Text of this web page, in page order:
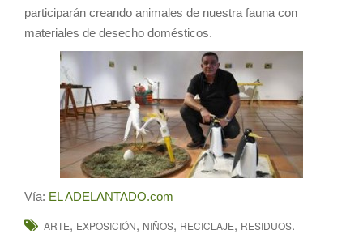
participarán creando animales de nuestra fauna con
materiales de desecho domésticos.
Vía: EL ADELANTADO.com
ARTE, EXPOSICIÓN, NIÑOS, RECICLAJE, RESIDUOS.